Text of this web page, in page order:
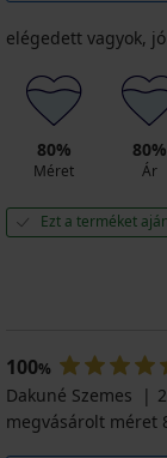
elégedett vagyok,
80%
Méret
80%
Ár
Ezt a terméket
100%
Dakuné Szemes
megvásárolt méret